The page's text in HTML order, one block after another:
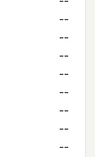
--
--
--
--
--
--
--
--